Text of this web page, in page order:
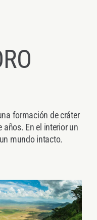
formación de cráter
En el interior un
mundo intacto.